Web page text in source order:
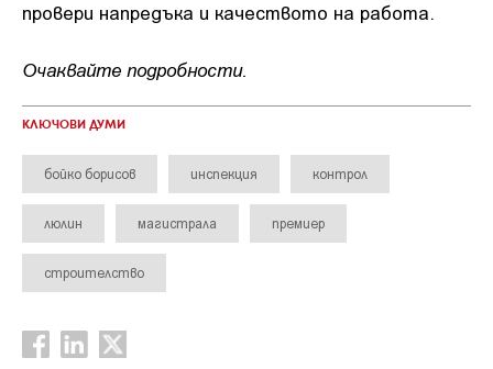
провери напредъка и качеството на работа.
Очаквайте подробности.
КЛЮЧОВИ ДУМИ
бойко борисов инспекция контрол
люлин магистрала премиер
строителство